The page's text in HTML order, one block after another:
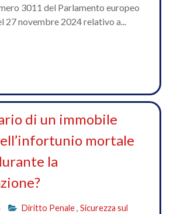
3011 del Parlamento europeo
27 novembre 2024 relativo a...
di un immobile
mortale
la
Diritto Penale, Sicurezza sul